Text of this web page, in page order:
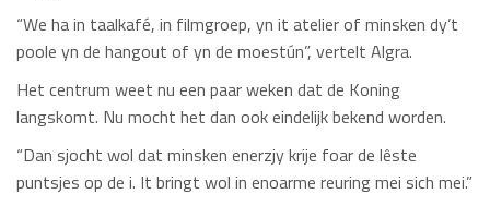
“We ha in taalkafé, in filmgroep, yn it atelier of minsken dy’t
poole yn de hangout of yn de moestún”, vertelt Algra.
Het centrum weet nu een paar weken dat de Koning
langskomt. Nu mocht het dan ook eindelijk bekend worden.
“Dan sjocht wol dat minsken enerzjy krije foar de lêste
puntsjes op de i. It bringt wol in enoarme reuring mei sich mei.”